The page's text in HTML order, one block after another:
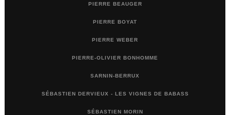
PIERRE BEAUGER
PIERRE BOYAT
PIERRE WEBER
PIERRE-OLIVIER BONHOMME
SARNIN-BERRUX
SÉBASTIEN DERVIEUX - LES VIGNES DE BABASS
SÉBASTIEN MORIN